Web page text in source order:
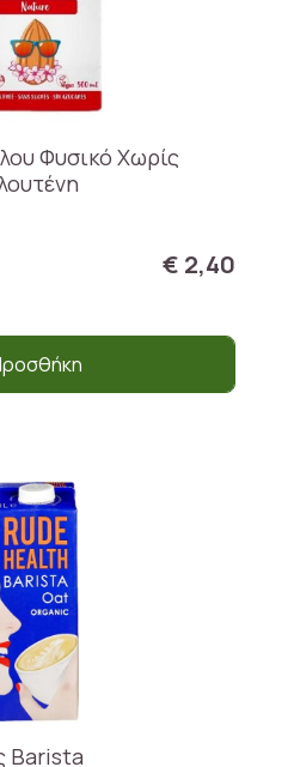
Φυσικό Χωρίς
€ 2,40
Barista